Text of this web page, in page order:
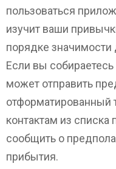
пользоваться
изучит ваши
порядке значимости
Если вы
может отправить
отформатированный
контактам из
сообщить о
прибытия.